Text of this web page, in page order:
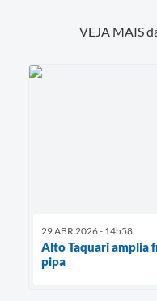
VEJA MAIS
29 ABR 2026 - 14h58
Alto Taquari amplia
pipa